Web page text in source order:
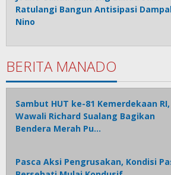
Ratulangi Bangun Antisipasi
Nino
BERITA MANADO
Sambut HUT ke-81 Kemerdekaan RI,
Wawali Richard Sualang Bagikan
Bendera Merah Pu…
Pasca Aksi Pengrusakan, Kondisi